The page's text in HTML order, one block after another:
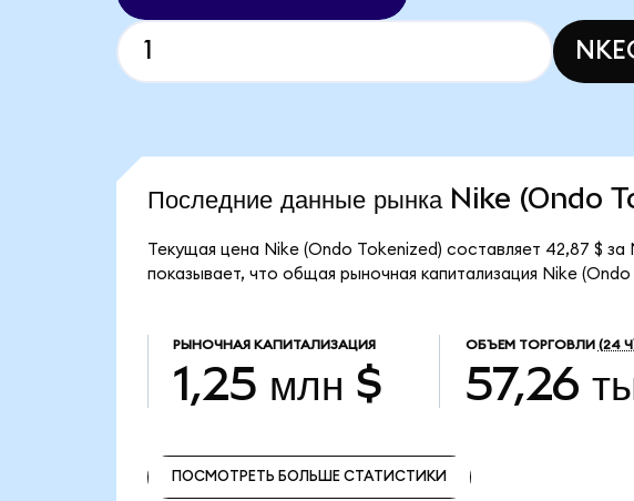
Последние данные рынка Nike (Ondo
Текущая цена Nike (Ondo Tokenized) составляет 42,87 $
показывает, что общая рыночная капитализация Nike
РЫНОЧНАЯ КАПИТАЛИЗАЦИЯ
1,25 млн $
ОБЪЕМ ТОРГОВЛИ (24
57,26
ПОСМОТРЕТЬ БОЛЬШЕ СТАТИСТИКИ